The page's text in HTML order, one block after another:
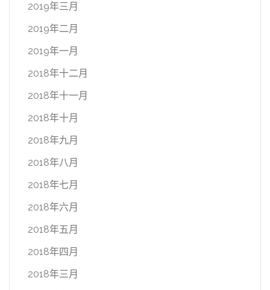
2019年三月
2019年二月
2019年一月
2018年十二月
2018年十一月
2018年十月
2018年九月
2018年八月
2018年七月
2018年六月
2018年五月
2018年四月
2018年三月